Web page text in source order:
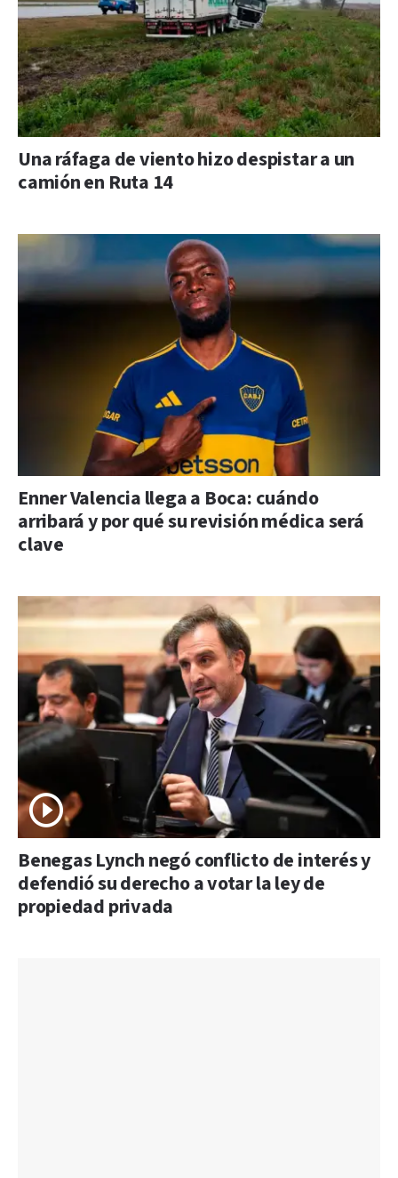
Una ráfaga de viento hizo despistar a un
camión en Ruta 14
Enner Valencia llega a Boca: cuándo
arribará y por qué su revisión médica será
clave
Benegas Lynch negó conflicto de interés y
defendió su derecho a votar la ley de
propiedad privada